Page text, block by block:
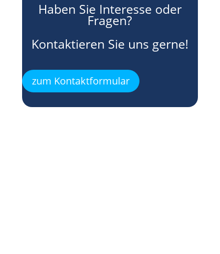
Haben Sie Interesse oder
Fragen?
Kontaktieren Sie uns gerne!
zum Kontaktformular